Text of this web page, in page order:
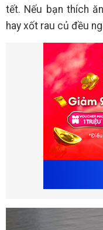
tết. Nếu bạn thích
hay xốt rau củ đều